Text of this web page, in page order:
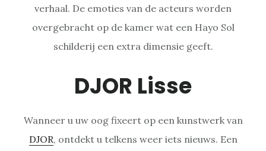
verhaal. De emoties van de acteurs worden
overgebracht op de kamer wat een Hayo Sol
schilderij een extra dimensie geeft.
DJOR Lisse
Wanneer u uw oog fixeert op een kunstwerk van
DJOR, ontdekt u telkens weer iets nieuws. Een